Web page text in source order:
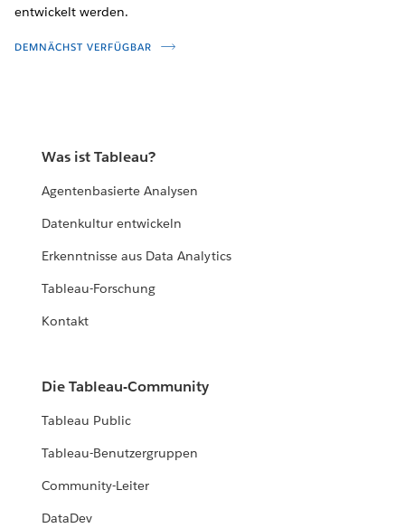
entwickelt werden.
DEMNÄCHST VERFÜGBAR
Was ist Tableau?
Agentenbasierte Analysen
Datenkultur entwickeln
Erkenntnisse aus Data Analytics
Tableau-Forschung
Kontakt
Die Tableau-Community
Tableau Public
Tableau-Benutzergruppen
Community-Leiter
DataDev